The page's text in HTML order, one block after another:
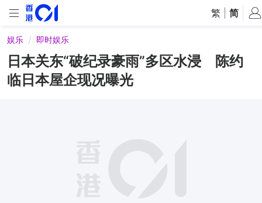
繁 简
娱乐 即时娱乐
日本关东“破纪录豪雨”多区水浸 陈约
临日本屋企现况曝光